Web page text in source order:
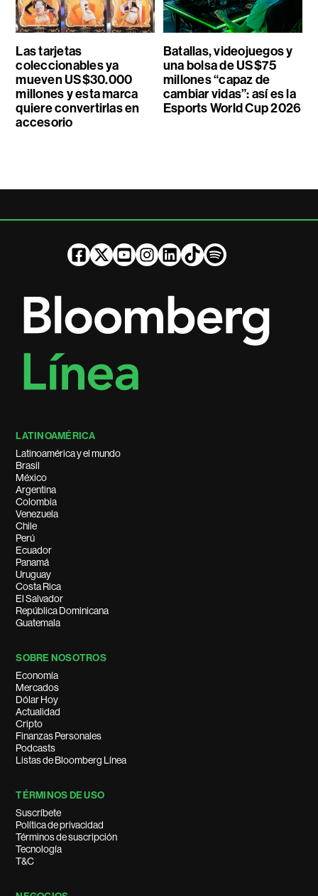
Las tarjetas
coleccionables ya
mueven US$30.000
millones y esta marca
quiere convertirlas en
accesorio
Batallas, videojuegos y
una bolsa de US$75
millones “capaz de
cambiar vidas”: así es la
Esports World Cup 2026
LATINOAMÉRICA
Latinoamérica y el mundo
Brasil
México
Argentina
Colombia
Venezuela
Chile
Perú
Ecuador
Panamá
Uruguay
Costa Rica
El Salvador
República Dominicana
Guatemala
SOBRE NOSOTROS
Economía
Mercados
Dólar Hoy
Actualidad
Cripto
Finanzas Personales
Podcasts
Listas de Bloomberg Línea
TÉRMINOS DE USO
Suscríbete
Política de privacidad
Términos de suscripción
Tecnología
T&C